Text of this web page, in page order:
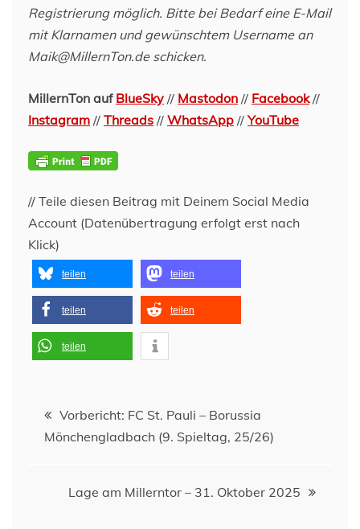
Registrierung möglich. Bitte bei Bedarf eine E-Mail
mit Klarnamen und gewünschtem Username an
Maik@MillernTon.de schicken.
MillernTon auf BlueSky // Mastodon // Facebook//
Instagram // Threads // WhatsApp //YouTube
// Teile diesen Beitrag mit Deinem Social Media
Account (Datenübertragung erfolgt erst nach
Klick)
teilen teilen
teilen teilen
teilen
Beitragsnavigation
Vorbericht: FC St. Pauli – Borussia
Mönchengladbach (9. Spieltag, 25/26)
Lage am Millerntor – 31. Oktober 2025